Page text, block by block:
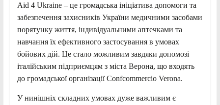
Aid 4 Ukraine – це громадська ініціатива допомоги та
забезпечення захисників України медичними засобами
порятунку життя, індивідуальними аптечками та
навчання їх ефективного застосування в умовах
бойових дій. Це стало можливим завдяки допомозі
італійським підприємцям з міста Верона, що входять
до громадської організації Confcommercio Verona.
У нинішніх складних умовах дуже важливим є